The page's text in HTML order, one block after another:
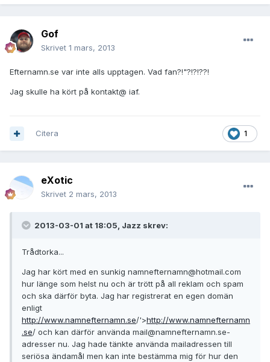
Gof
Skrivet 1 mars, 2013
Efternamn.se var inte alls upptagen. Vad fan?!"?!?!??!
Jag skulle ha kört på kontakt@ iaf.
1
Citera
eXotic
Skrivet 2 mars, 2013
2013-03-01 at 18:05, Jazz skrev:
Trådtorka...
Jag har kört med en sunkig namnefternamn@hotmail.com
hur länge som helst nu och är trött på all reklam och spam
och ska därför byta. Jag har registrerat en egen domän
enligt
http://www.namnefternamn.se/'>http://www.namnefternamn
.se/ och kan därför använda mail@namnefternamn.se-
adresser nu. Jag hade tänkte använda mailadressen till
seriösa ändamål men kan inte bestämma mig för hur den